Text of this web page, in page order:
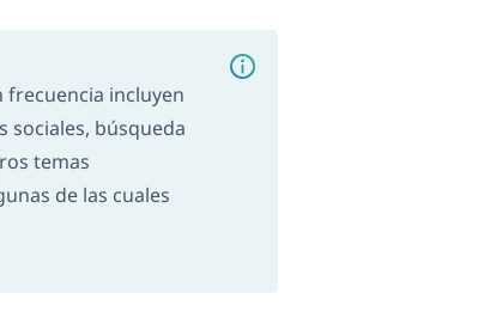
frecuencia incluyen
sociales, búsqueda
temas
de las cuales